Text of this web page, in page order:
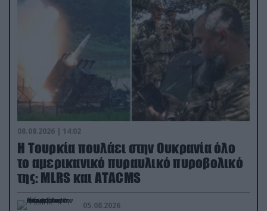
08.08.2026 | 14:02
Η Τουρκία πουλάει στην Ουκρανία όλο
το αμερικανικό πυραυλικό πυροβολικό
της: MLRS και ΑΤΑCMS
05.08.2026